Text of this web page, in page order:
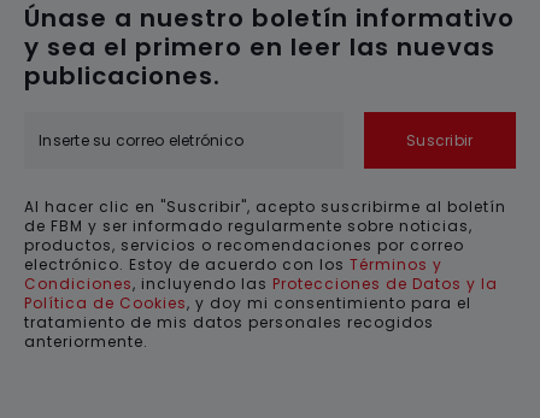
Únase a nuestro boletín informativo
y sea el primero en leer las nuevas
publicaciones.
Suscribir
Al hacer clic en "Suscribir", acepto suscribirme al boletín
de FBM y ser informado regularmente sobre noticias,
productos, servicios o recomendaciones por correo
electrónico. Estoy de acuerdo con los Términos y
Condiciones, incluyendo las Protecciones de Datos y la
Política de Cookies, y doy mi consentimiento para el
tratamiento de mis datos personales recogidos
anteriormente.